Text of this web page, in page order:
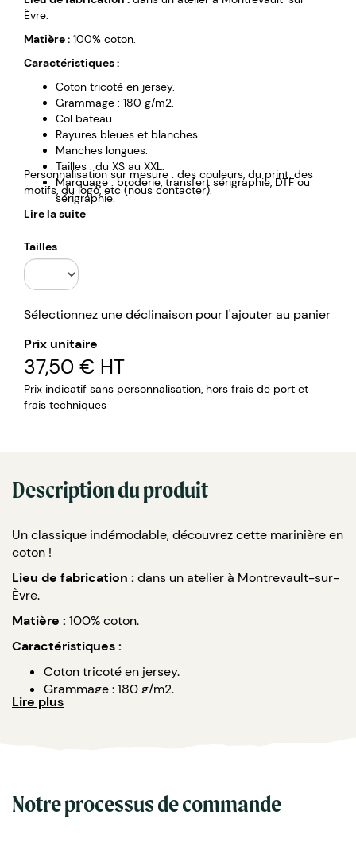
Èvre.
Matière : 100% coton.
Caractéristiques :
Coton tricoté en jersey.
Grammage : 180 g/m2.
Col bateau.
Rayures bleues et blanches.
Manches longues.
Tailles : du XS au XXL.
Marquage : broderie, transfert sérigraphie, DTF ou
sérigraphie.
Personnalisation sur mesure : des couleurs, du print, des
motifs, du logo, etc (nous contacter).
Lire la suite
Tailles
Sélectionnez une déclinaison pour l'ajouter au panier
Prix unitaire
37,50 € HT
Prix indicatif sans personnalisation, hors frais de port et
frais techniques
Description du produit
Un classique indémodable, découvrez cette marinière en
coton !
Lieu de fabrication : dans un atelier à Montrevault-sur-
Èvre.
Matière : 100% coton.
Caractéristiques :
Coton tricoté en jersey.
Grammage : 180 g/m2.
Col bateau.
Personnalisation sur mesure : des couleurs, du print, des
Lire plus
Notre processus de commande